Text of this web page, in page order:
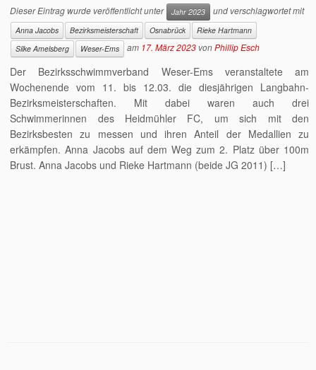
Dieser Eintrag wurde veröffentlicht unter Jahr 2023 und verschlagwortet mit
Anna Jacobs Bezirksmeisterschaft Osnabrück
Rieke Hartmann
Silke Amelsberg
Weser-Ems am 17. März 2023 vonPhillip Esch
Der Bezirksschwimmverband Weser-Ems veranstaltete am
Wochenende vom 11. bis 12.03. die diesjährigen Langbahn-
Bezirksmeisterschaften. Mit dabei waren auch drei
Schwimmerinnen des Heidmühler FC, um sich mit den
Bezirksbesten zu messen und ihren Anteil der Medallien zu
erkämpfen. Anna Jacobs auf dem Weg zum 2. Platz über 100m
Brust. Anna Jacobs und Rieke Hartmann (beide JG 2011) […]